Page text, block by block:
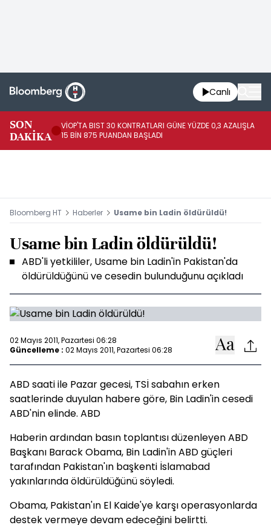
Canlı
SON
DAKİKA
VİOP'TA BIST 30 KONTRATLARI GÜNE YÜZDE 0,3 AZALIŞLA
15 BİN 875 PUANDAN BAŞLADI
Bloomberg HT Haberler Usame bin Ladin öldürüldü!
Usame bin Ladin öldürüldü!
ABD'li yetkililer, Usame bin Ladin'in Pakistan'da
öldürüldüğünü ve cesedin bulunduğunu açıkladı
02 Mayıs 2011, Pazartesi 06:28
Güncelleme : 02 Mayıs 2011, Pazartesi 06:28
ABD saati ile Pazar gecesi, TSİ sabahın erken
saatlerinde duyulan habere göre, Bin Ladin'in cesedi
ABD'nin elinde. ABD
Haberin ardından basın toplantısı düzenleyen ABD
Başkanı Barack Obama, Bin Ladin'in ABD güçleri
tarafından Pakistan'ın başkenti İslamabad
yakınlarında öldürüldüğünü söyledi.
Obama, Pakistan'ın El Kaide'ye karşı operasyonlarda
destek vermeye devam edeceğini belirtti.